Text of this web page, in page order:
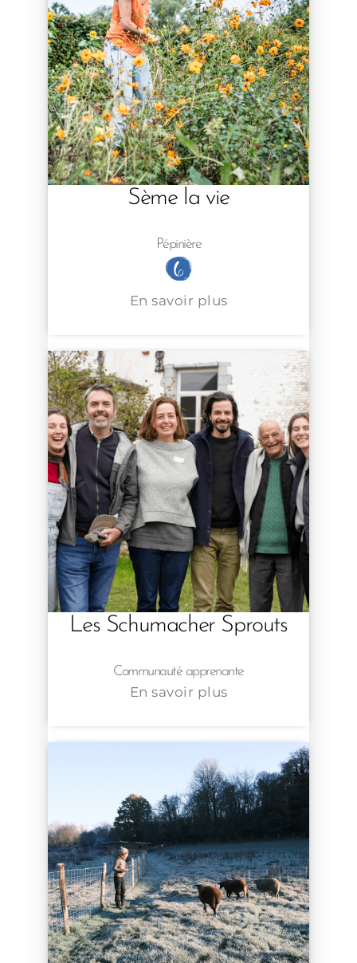
Sème la vie
Pépinière
En savoir plus
Les Schumacher Sprouts
Communauté apprenante
En savoir plus